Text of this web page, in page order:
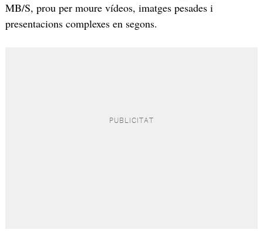
MB/S, prou per moure vídeos, imatges pesades i
presentacions complexes en segons.